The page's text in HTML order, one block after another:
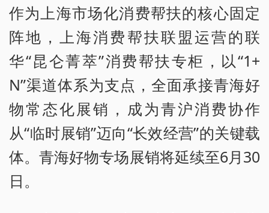
作为上海市场化消费帮扶的核心固定
阵地，上海消费帮扶联盟运营的联
华“昆仑菁萃”消费帮扶专柜，以“1+
N”渠道体系为支点，全面承接青海好
物常态化展销，成为青沪消费协作
从“临时展销”迈向“长效经营”的关键载
体。青海好物专场展销将延续至6月30
日。